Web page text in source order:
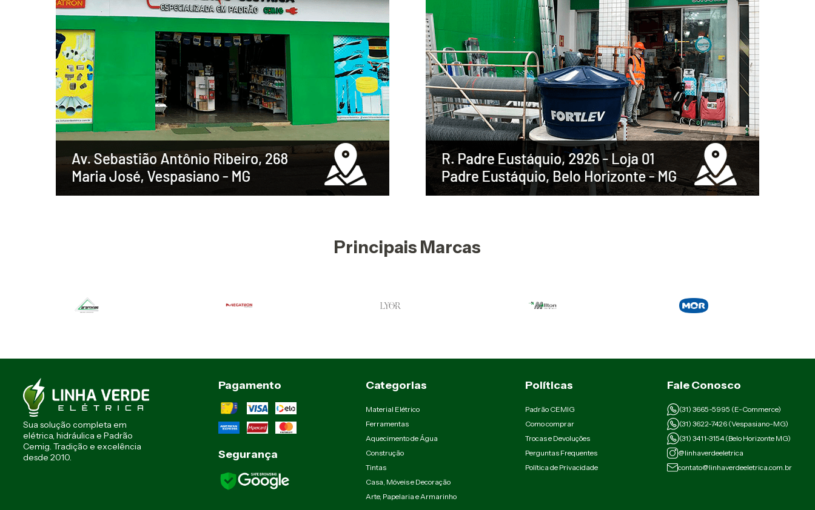
Principais Marcas
Sua solução completa em
elétrica, hidráulica e Padrão
Cemig. Tradição e excelência
desde 2010.
Pagamento
Segurança
Categorias
Material Elétrico
Ferramentas
Aquecimento de Água
Construção
Tintas
Casa, Móveis e Decoração
Arte, Papelaria e Armarinho
Políticas
Padrão CEMIG
Como comprar
Trocas e Devoluções
Perguntas Frequentes
Política de Privacidade
Fale Conosco
(31) 3665-5995 (E-Commerce)
(31) 3622-7426 (Vespasiano-MG)
(31) 3411-3154 (Belo Horizonte MG)
@linhaverdeeletrica
contato@linhaverdeeletrica.com.br